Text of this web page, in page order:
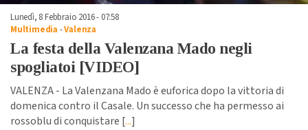
Lunedì, 8 Febbraio 2016 - 07:58
Multimedia -Valenza
La festa della Valenzana Mado negli
spogliatoi [VIDEO]
VALENZA - La Valenzana Mado è euforica dopo la vittoria di
domenica contro il Casale. Un successo che ha permesso ai
rossoblu di conquistare [...]